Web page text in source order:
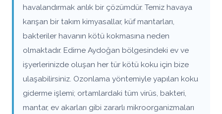
havalandırmak anlık bir çözümdür. Temiz havaya
karışan bir takım kimyasallar, küf mantarları,
bakteriler havanın kötü kokmasına neden
olmaktadır. Edirne Aydoğan bölgesindeki ev ve
işyerlerinizde oluşan her tür kötü koku için bize
ulaşabilirsiniz. Ozonlama yöntemiyle yapılan koku
giderme işlemi; ortamlardaki tüm virüs, bakteri,
mantar, ev akarları gibi zararlı mikroorganizmaları